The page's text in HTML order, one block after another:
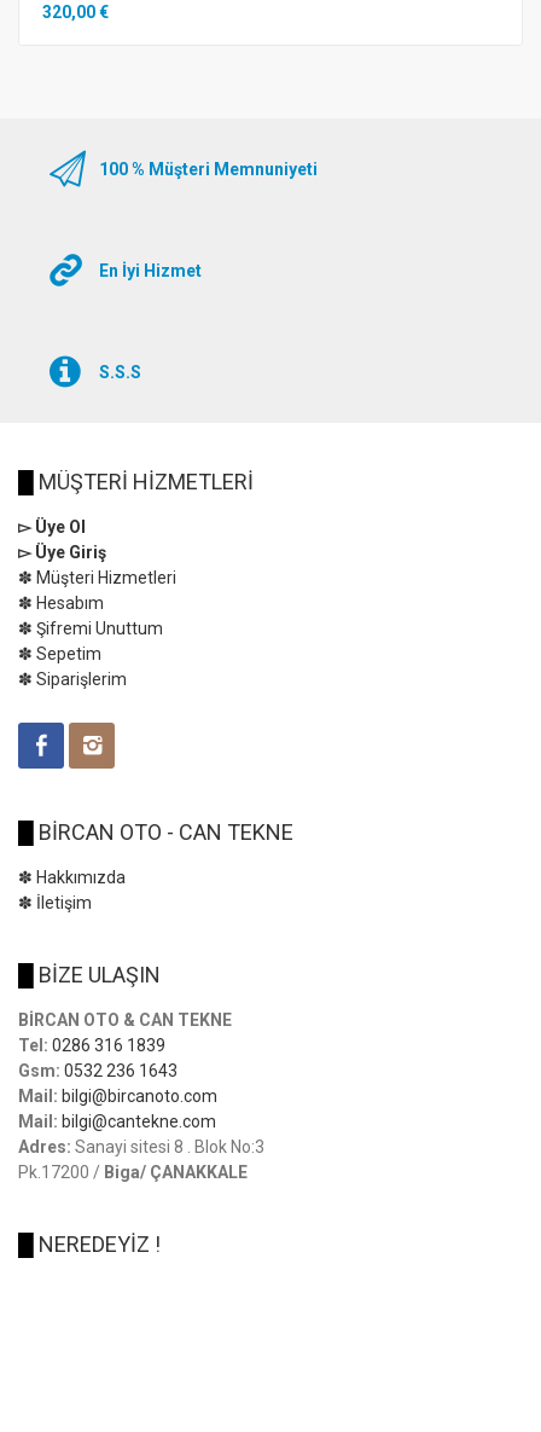
320,00 €
100 % Müşteri Memnuniyeti
En İyi Hizmet
S.S.S
MÜŞTERİ HİZMETLERİ
▻ Üye Ol
▻ Üye Giriş
✽ Müşteri Hizmetleri
✽ Hesabım
✽ Şifremi Unuttum
✽ Sepetim
✽ Siparişlerim
BİRCAN OTO - CAN TEKNE
✽ Hakkımızda
✽ İletişim
BİZE ULAŞIN
BİRCAN OTO & CAN TEKNE
Tel: 0286 316 1839
Gsm: 0532 236 1643
Mail: bilgi@bircanoto.com
Mail: bilgi@cantekne.com
Adres: Sanayi sitesi 8 . Blok No:3
Pk.17200 / Biga/ ÇANAKKALE
NEREDEYİZ !